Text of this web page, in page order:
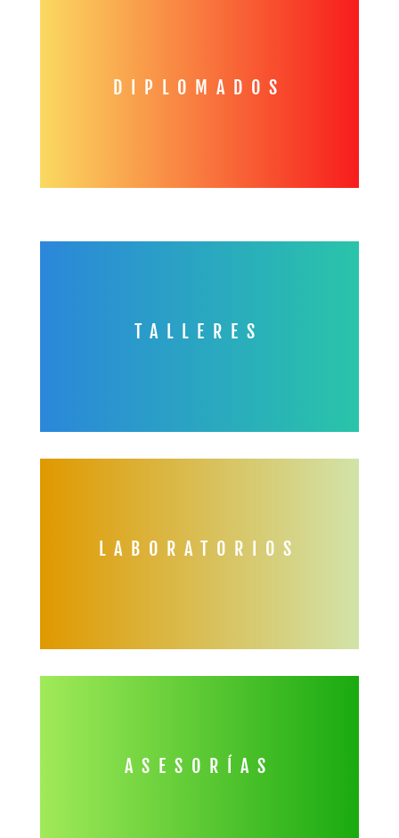
DIPLOMADOS
TALLERES
LABORATORIOS
ASESORÍAS